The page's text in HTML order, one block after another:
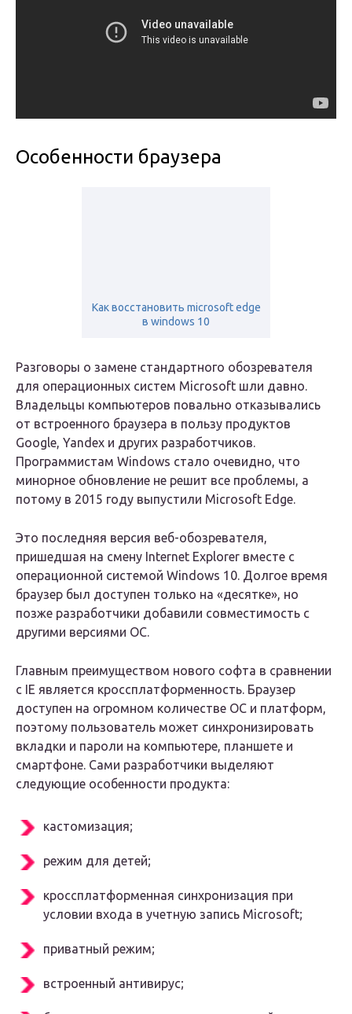
Особенности браузера
Как восстановить microsoft edge
в windows 10
Разговоры о замене стандартного обозревателя
для операционных систем Microsoft шли давно.
Владельцы компьютеров повально отказывались
от встроенного браузера в пользу продуктов
Google, Yandex и других разработчиков.
Программистам Windows стало очевидно, что
минорное обновление не решит все проблемы, а
потому в 2015 году выпустили Microsoft Edge.
Это последняя версия веб-обозревателя,
пришедшая на смену Internet Explorer вместе с
операционной системой Windows 10. Долгое время
браузер был доступен только на «десятке», но
позже разработчики добавили совместимость с
другими версиями ОС.
Главным преимуществом нового софта в сравнении
с IE является кроссплатформенность. Браузер
доступен на огромном количестве ОС и платформ,
поэтому пользователь может синхронизировать
вкладки и пароли на компьютере, планшете и
смартфоне. Сами разработчики выделяют
следующие особенности продукта:
кастомизация;
режим для детей;
кроссплатформенная синхронизация при
условии входа в учетную запись Microsoft;
приватный режим;
встроенный антивирус;